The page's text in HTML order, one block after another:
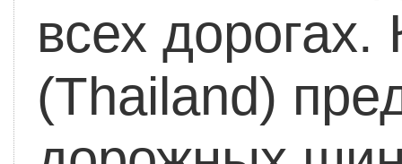
всех дорогах.
(Thailand)